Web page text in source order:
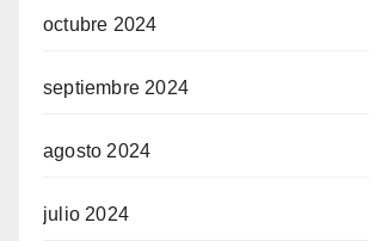
octubre 2024
septiembre 2024
agosto 2024
julio 2024